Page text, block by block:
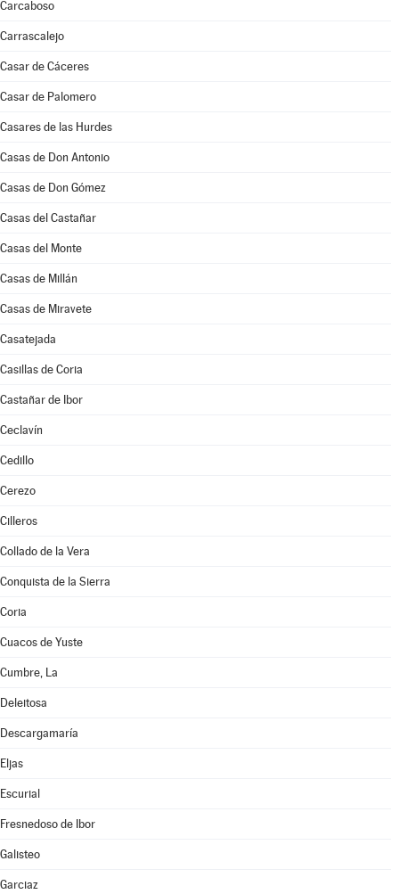
Carcaboso
Carrascalejo
Casar de Cáceres
Casar de Palomero
Casares de las Hurdes
Casas de Don Antonio
Casas de Don Gómez
Casas del Castañar
Casas del Monte
Casas de Millán
Casas de Miravete
Casatejada
Casillas de Coria
Castañar de Ibor
Ceclavín
Cedillo
Cerezo
Cilleros
Collado de la Vera
Conquista de la Sierra
Coria
Cuacos de Yuste
Cumbre, La
Deleitosa
Descargamaría
Eljas
Escurial
Fresnedoso de Ibor
Galisteo
Garciaz